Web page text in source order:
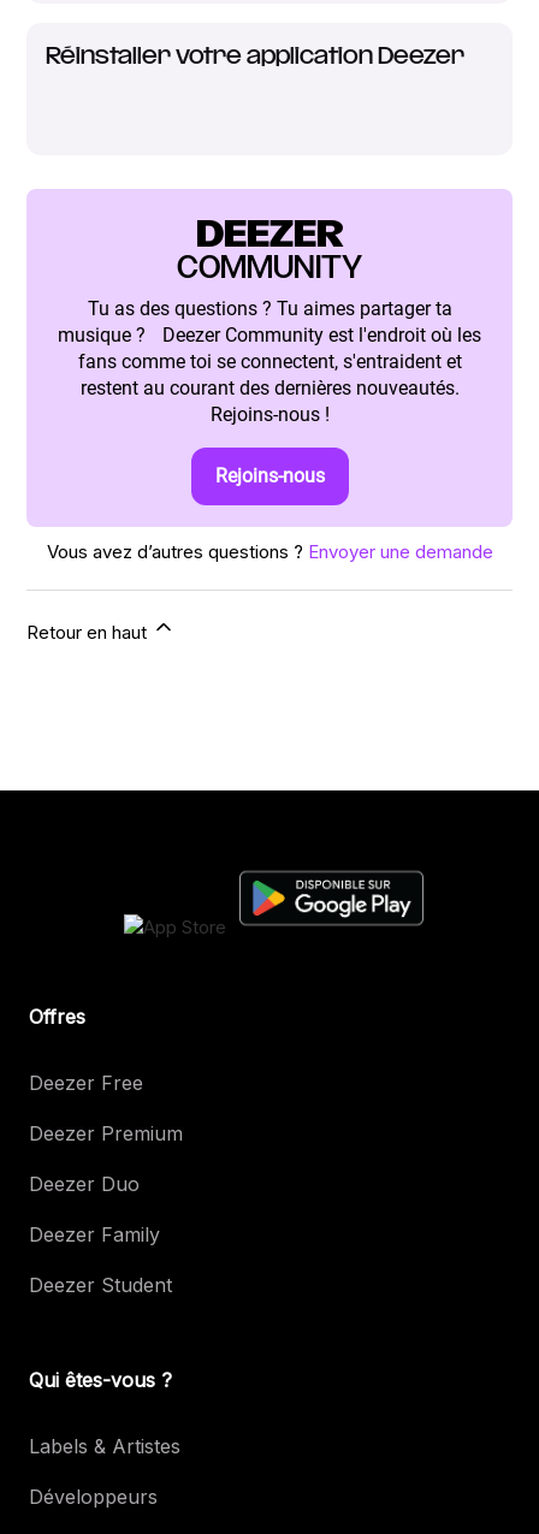
Réinstaller votre application Deezer
DEEZER
COMMUNITY
Tu as des questions ? Tu aimes partager ta
musique ? Deezer Community est l'endroit où les
fans comme toi se connectent, s'entraident et
restent au courant des dernières nouveautés.
Rejoins-nous !
Rejoins-nous
Vous avez d’autres questions ? Envoyer une demande
Retour en haut
Offres
Deezer Free
Deezer Premium
Deezer Duo
Deezer Family
Deezer Student
Qui êtes-vous ?
Labels & Artistes
Développeurs